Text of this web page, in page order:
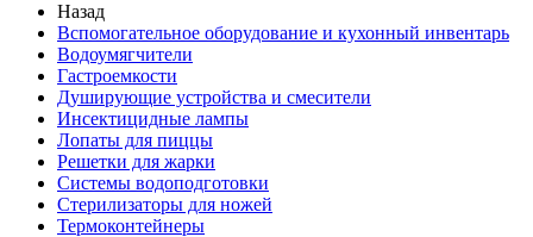
Назад
Вспомогательное оборудование и кухонный инвентарь
Водоумягчители
Гастроемкости
Душирующие устройства и смесители
Инсектицидные лампы
Лопаты для пиццы
Решетки для жарки
Системы водоподготовки
Стерилизаторы для ножей
Термоконтейнеры